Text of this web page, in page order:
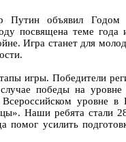
Путин объявил Годом
посвящена теме года
Игра станет для
игры. Победители
победы на
уровне в
Наши ребята стали
помог усилить